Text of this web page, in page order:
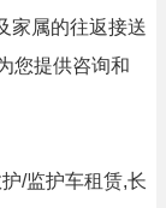
家属的往返接送
您提供咨询和
/监护车租赁,长